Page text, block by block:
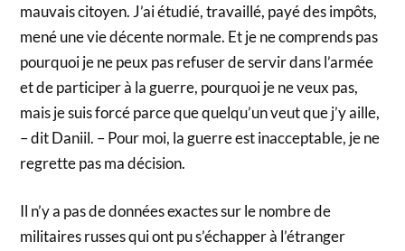
mauvais citoyen. J’ai étudié, travaillé, payé des impôts,
mené une vie décente normale. Et je ne comprends pas
pourquoi je ne peux pas refuser de servir dans l’armée
et de participer à la guerre, pourquoi je ne veux pas,
mais je suis forcé parce que quelqu’un veut que j’y aille,
– dit Daniil. – Pour moi, la guerre est inacceptable, je ne
regrette pas ma décision.
Il n’y a pas de données exactes sur le nombre de
militaires russes qui ont pu s’échapper à l’étranger